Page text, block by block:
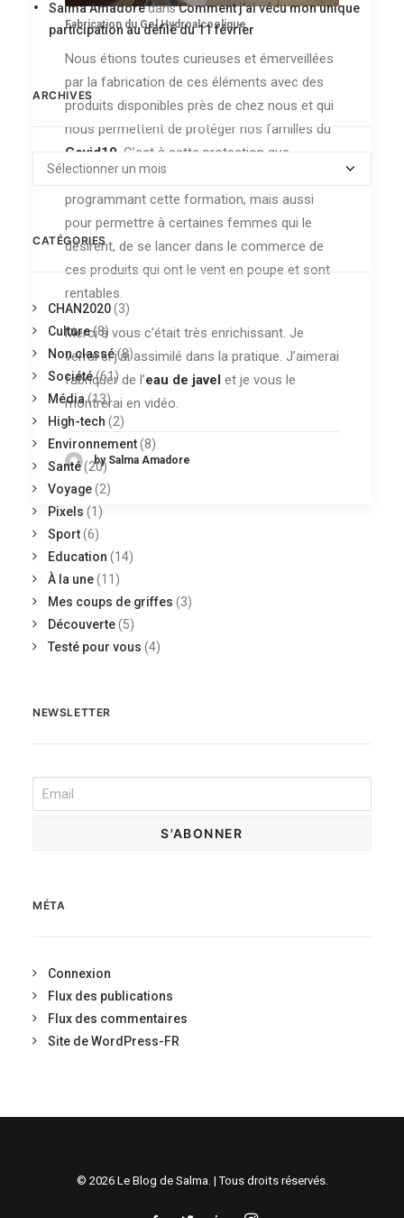
Fabrication du Gel Hydroalcoolique
Nous étions toutes curieuses et émerveillées
par la fabrication de ces éléments avec des
produits disponibles près de chez nous et qui
nous permettent de protéger nos familles du
Covid19 . C’est à cette protection que
YOHEDAetM2HC
programmant cette formation, mais aussi
pour permettre à certaines femmes qui le
désirent, de se lancer dans le commerce de
ces produits qui ont le vent en poupe et sont
rentables.
Merci à vous c’était très enrichissant. Je
verrai si j’ai assimilé dans la pratique. J’aimerai
fabriquer de l’eau de javel et je vous le
montrerai en vidéo.
by Salma Amadore
Salma AmadoredansComment j’ai vécu mon unique
participation au défilé du 11 février
ARCHIVES
Archives
CATÉGORIES
CHAN2020(3)
Culture(8)
Non classé(8)
Société(61)
Média(13)
High-tech (2)
Environnement(8)
Santé(20)
Voyage(2)
Pixels (1)
Sport(6)
Education (14)
À la une(11)
Mes coups de griffes (3)
Découverte(5)
Testé pour vous (4)
NEWSLETTER
MÉTA
Connexion
Flux des publications
Flux des commentaires
Site de WordPress-FR
© 2026 Le Blog de Salma. | Tous droits réservés.